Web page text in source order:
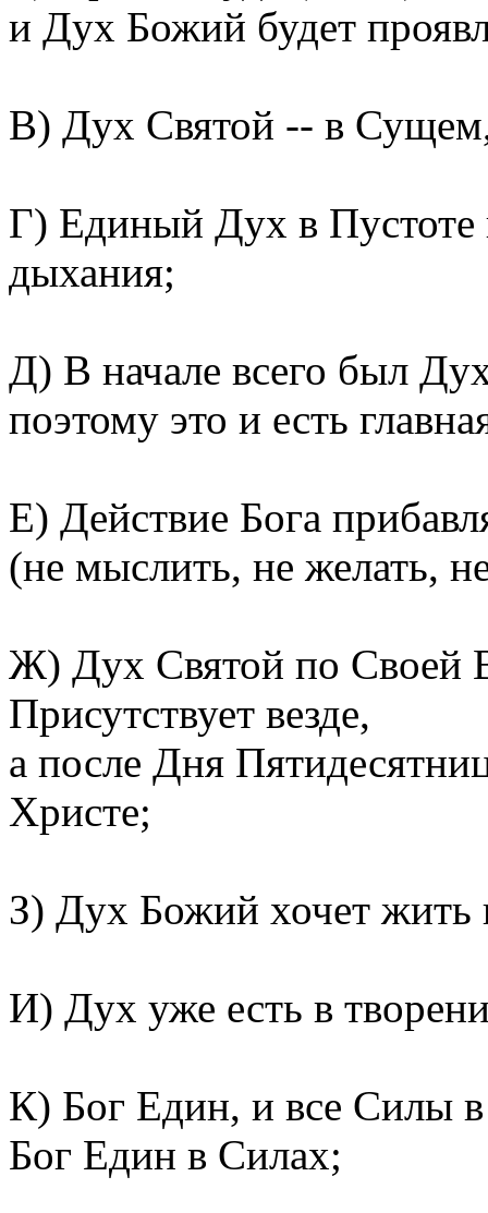
и Дух Божий будет
В) Дух Святой -- в
Г) Единый Дух в Пустоте
дыхания;
Д) В начале всего был
поэтому это и есть
Е) Действие Бога
(не мыслить, не желать,
Ж) Дух Святой по Своей
Присутствует везде,
а после Дня
Христе;
З) Дух Божий хочет жить
И) Дух уже есть в
К) Бог Един, и все Силы
Бог Един в Силах;